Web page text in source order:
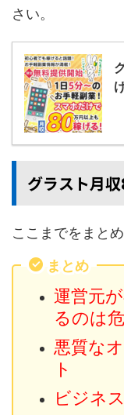
さい。
グラスト月
ここまでをまとめ
まとめ
運営元
るのは
悪質な
ト
ビジネ